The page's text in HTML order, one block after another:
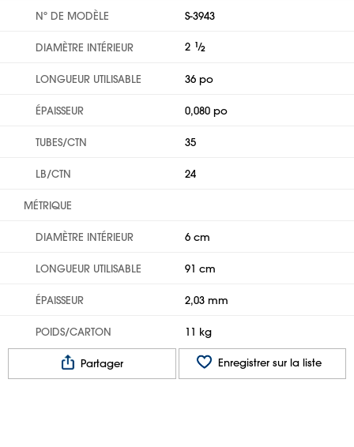
Nº DE MODÈLE S-3943
DIAMÈTRE INTÉRIEUR 2 1⁄2
LONGUEUR UTILISABLE 36 po
ÉPAISSEUR 0,080 po
TUBES/CTN 35
LB/CTN 24
MÉTRIQUE
DIAMÈTRE INTÉRIEUR 6 cm
LONGUEUR UTILISABLE 91 cm
ÉPAISSEUR 2,03 mm
POIDS/CARTON 11 kg
Partager Enregistrer sur la liste